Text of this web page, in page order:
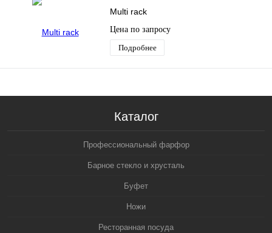
Multi rack
Цена по запросу
Подробнее
Каталог
Профессиональный фарфор
Барное стекло и хрусталь
Буфет
Ножи
Ресторанная посуда